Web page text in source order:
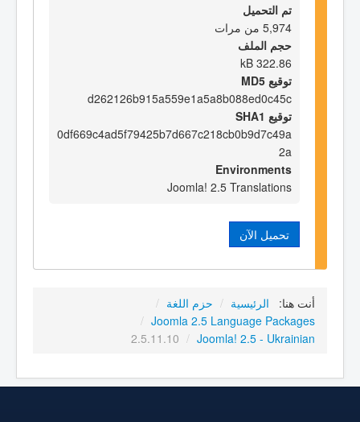
تم التحميل
5,974 من مرات
حجم الملف
322.86 kB
توقيع MD5
d262126b915a559e1a5a8b088ed0c45c
توقيع SHA1
0df669c4ad5f79425b7d667c218cb0b9d7c49a
2a
Environments
Joomla! 2.5 Translations
تحميل الآن
أنت هنا: الرئيسية / حزم اللغة /
Joomla 2.5 Language Packages
/
Joomla! 2.5 - Ukrainian
/
2.5.11.10